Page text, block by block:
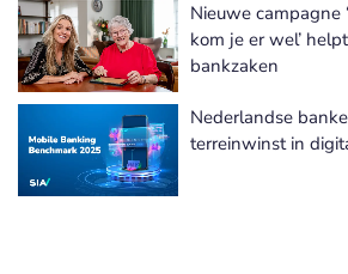
Nieuwe campagne
kom je er wel’
bankzaken
Nederlandse
terreinwinst in